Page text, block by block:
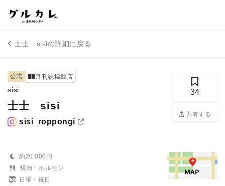
士士 sisiの詳細に戻る
公式 月刊誌掲載店
sisi
士士 sisi
sisi_roppongi
34
共有する
約20,000円
焼肉・ホルモン
日曜・祝日